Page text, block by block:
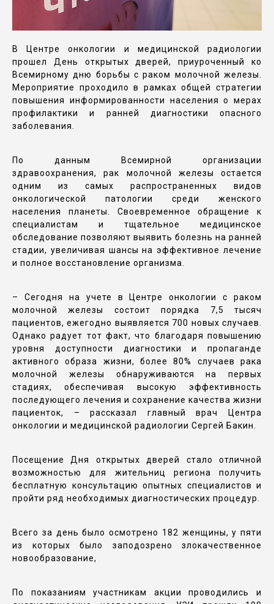
В Центре онкологии и медицинской радиологии
прошел День открытых дверей, приуроченный ко
Всемирному дню борьбы с раком молочной железы.
Мероприятие проходило в рамках общей стратегии
повышения информированности населения о мерах
профилактики и ранней диагностики опасного
заболевания.
По данным Всемирной организации
здравоохранения, рак молочной железы остается
одним из самых распространенных видов
онкологической патологии среди женского
населения планеты. Своевременное обращение к
специалистам и тщательное медицинское
обследование позволяют выявить болезнь на ранней
стадии, увеличивая шансы на эффективное лечение
и полное восстановление организма.
– Сегодня на учете в Центре онкологии с раком
молочной железы состоит порядка 7,5 тысяч
пациентов, ежегодно выявляется 700 новых случаев.
Однако радует тот факт, что благодаря повышению
уровня доступности диагностики и пропаганде
активного образа жизни, более 80% случаев рака
молочной железы обнаруживаются на первых
стадиях, обеспечивая высокую эффективность
последующего лечения и сохранение качества жизни
пациенток, – рассказал главный врач Центра
онкологии и медицинской радиологии Сергей Бакин.
Посещение Дня открытых дверей стало отличной
возможностью для жительниц региона получить
бесплатную консультацию опытных специалистов и
пройти ряд необходимых диагностических процедур.
Всего за день было осмотрено 182 женщины, у пяти
из которых было заподозрено злокачественное
новообразование,
По показаниям участникам акции проводились и